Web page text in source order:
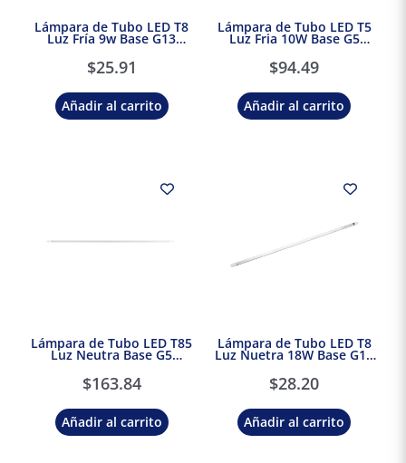
Lámpara de Tubo LED T8
Luz Fría 9w Base G13
$25.91
Añadir al carrito
Lámpara de Tubo LED T5
Luz Fria 10W Base G5
$94.49
Añadir al carrito
Lámpara de Tubo LED T85
Luz Neutra Base G5
$163.84
Añadir al carrito
Lámpara de Tubo LED T8
Luz Nuetra 18W Base G13
$28.20
Añadir al carrito